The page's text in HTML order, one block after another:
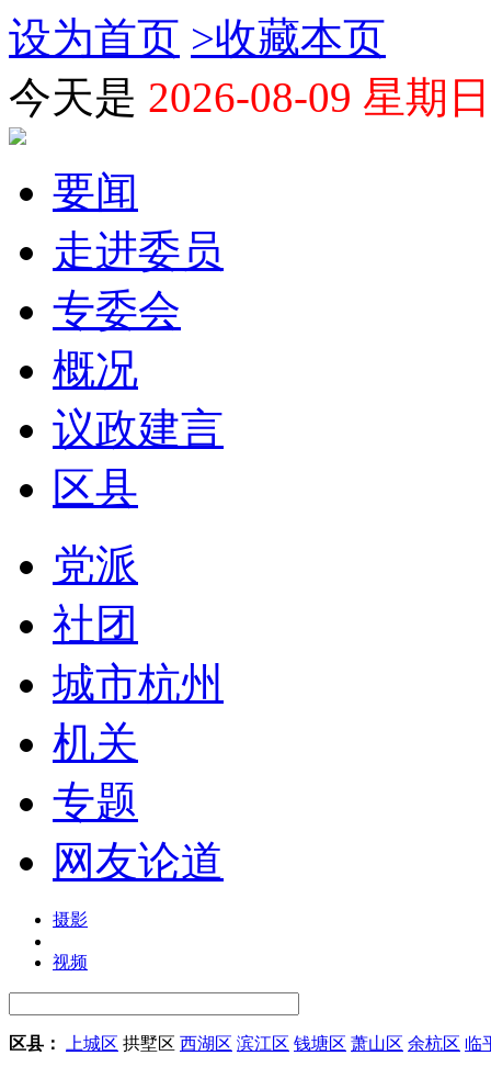
设为首页 >收藏本页
今天是 2026-08-09 星期日
要闻
走进委员
专委会
概况
议政建言
区县
党派
社团
城市杭州
机关
专题
网友论道
摄影
视频
区县： 上城区 拱墅区 西湖区 滨江区 钱塘区 萧山区 余杭区 临